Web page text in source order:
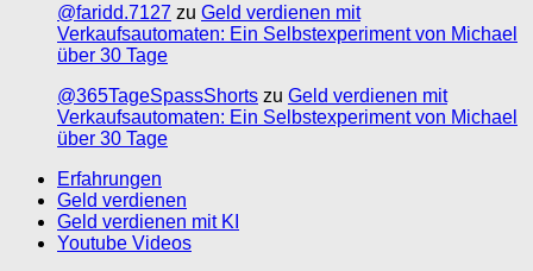
@faridd.7127 zu Geld verdienen mit
Verkaufsautomaten: Ein Selbstexperiment von Michael
über 30 Tage
@365TageSpassShorts zu Geld verdienen mit
Verkaufsautomaten: Ein Selbstexperiment von Michael
über 30 Tage
Erfahrungen
Geld verdienen
Geld verdienen mit KI
Youtube Videos